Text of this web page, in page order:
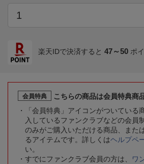
楽天IDで決済すると 47～50 ポ
会員特典
こちらの商品は会員特典商
「会員特典」アイコンがついている
入しているファンクラブなどの会員
のみがご購入いただける商品、また
るアイテムです。詳しくはヘルプペ
い。
すでにファンクラブ会員の方は、
ワ